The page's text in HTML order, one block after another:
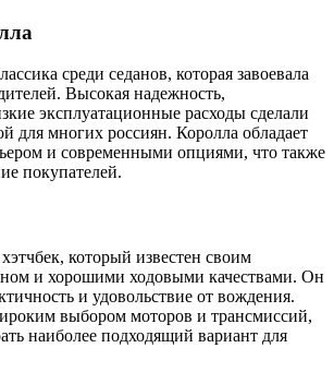
среди седанов, которая завоевала
Высокая надежность,
эксплуатационные расходы сделали
для многих россиян. Королла обладает
и современными опциями, что также
покупателей.
который известен своим
и хорошими ходовыми качествами. Он
и удовольствие от вождения.
выбором моторов и трансмиссий,
наиболее подходящий вариант для